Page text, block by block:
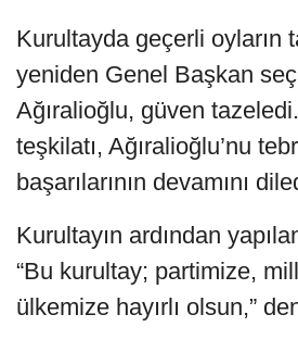
Kurultayda geçerli oyların
yeniden Genel Başkan
Ağıralioğlu, güven
teşkilatı, Ağıralioğlu’nu
başarılarının devamını
Kurultayın ardından
“Bu kurultay; partimize,
ülkemize hayırlı olsun,”